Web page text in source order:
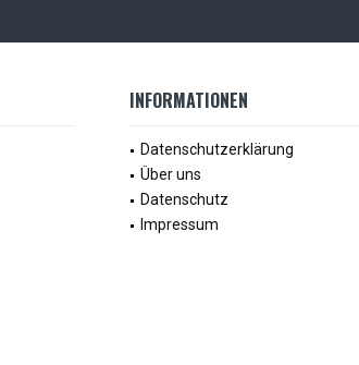
INFORMATIONEN
Datenschutzerklärung
Über uns
Datenschutz
Impressum